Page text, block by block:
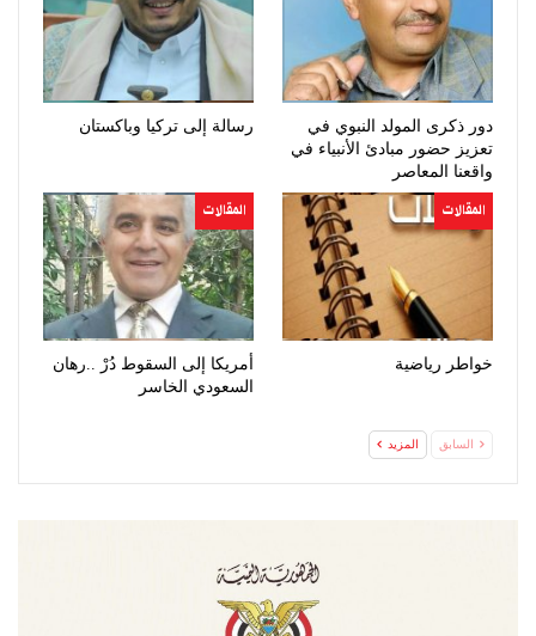
دور ذكرى المولد النبوي في
تعزيز حضور مبادئ الأنبياء في
واقعنا المعاصر
رسالة إلى تركيا وباكستان
المقالات
خواطر رياضية
المقالات
أمريكا إلى السقوط دُرْ ..رهان
السعودي الخاسر
السابق المزيد